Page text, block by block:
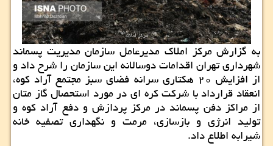
به گزارش مركز املاك مدیرعامل سازمان مدیریت پسماند
شهرداری تهران اقدامات دوسالانه این سازمان را شرح داد و
از افزایش ۲۰ هكتاری سرانه فضای سبز مجتمع آراد كوه،
انعقاد قرارداد با شركت كره ای در مورد استحصال گاز متان
از مراكز دفن پسماند در مركز پردازش و دفع آراد كوه و
تولید انرژی و بازسازی، مرمت و نگهداری تصفیه خانه
شیرابه اطلاع داد.